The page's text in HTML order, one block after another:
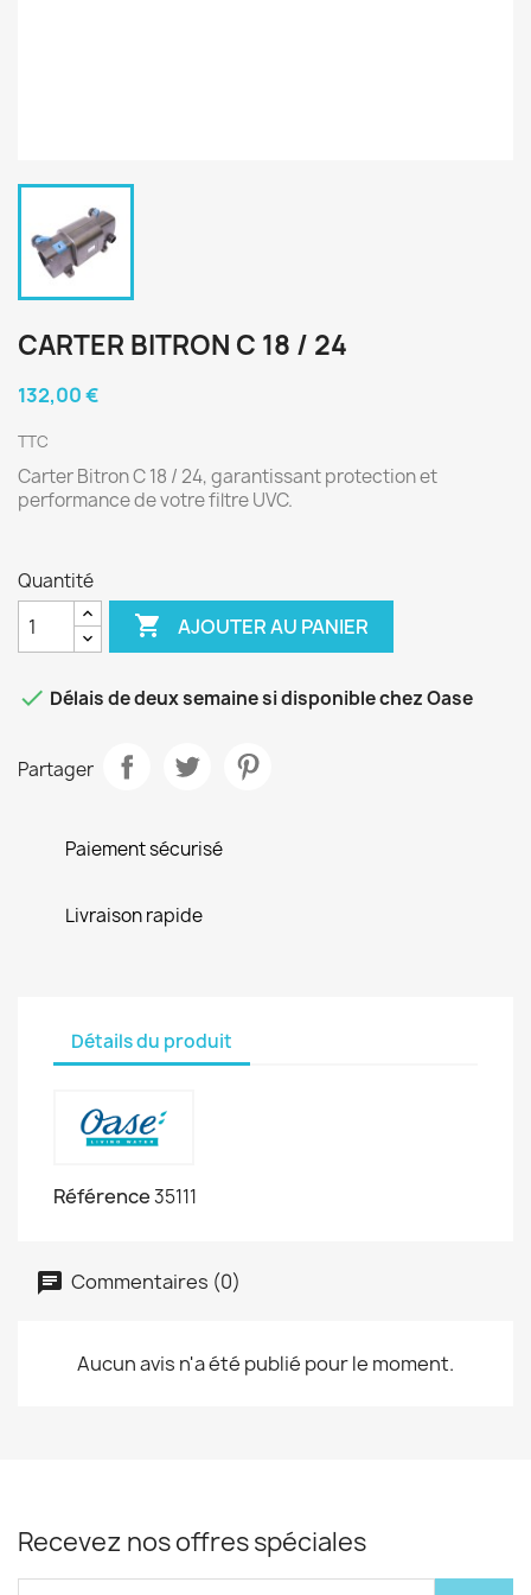
CARTER BITRON C 18 / 24
132,00 €
TTC
Carter Bitron C 18 / 24, garantissant protection et
performance de votre filtre UVC.
Quantité
 AJOUTER AU PANIER
 Délais de deux semaine si disponible chez Oase
Partager
Paiement sécurisé
Livraison rapide
Détails du produit
Référence35111
Commentaires (0)
Aucun avis n'a été publié pour le moment.
Recevez nos offres spéciales